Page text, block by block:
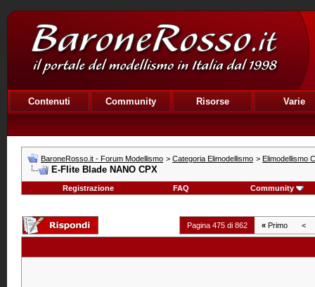
Contenuti Community Risorse Varie
BaroneRosso.it - Forum Modellismo > Categoria Elimodellismo > Elimodellismo
E-Flite Blade NANO CPX
Registrazione FAQ Community
Pagina 475 di 862 « Primo <